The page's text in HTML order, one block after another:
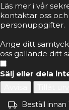
Läs mer i vår
kontaktar oss
personuppgifter.
Ange ditt
oss gällande ditt
Sälj eller dela
Beställ